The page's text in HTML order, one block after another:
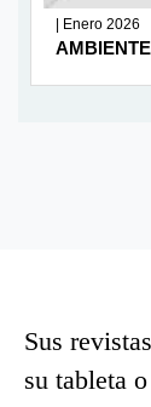
| Enero 2026
Sus
su tableta